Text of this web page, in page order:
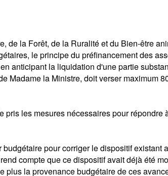
de la Forêt, de la Ruralité et du Bien-être
le principe du préfinancement des
anticipant la liquidation d'une partie
Madame la Ministre, doit verser
les mesures nécessaires pour
pour corriger le dispositif
compte que ce dispositif avait déjà été
la provenance budgétaire de ces